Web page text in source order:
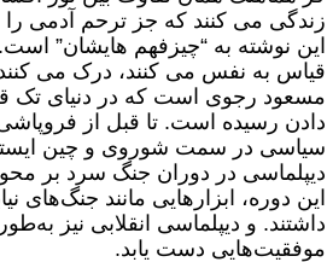
زندگی می کنند که جز ترحم آدمی را
این نوشته به “چیزفهم هایشان”
قیاس به نفس می کنند، درک می
مسعود رجوی است که در دنیای تک
دادن رسیده است. تا قبل از
سیاسی در سمت شوروی و چین
دیپلماسی در دوران جنگ سرد بر
این دوره، ابزارهایی مانند
داشتند. و دیپلماسی انقلابی نیز
موفقیت‌هایی دست یابد.